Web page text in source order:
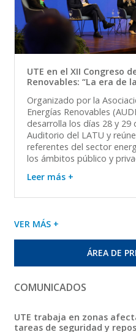
UTE en el XII Congreso
Renovables: “La era de
Organizado por la
Energías Renovables
desarrolla los días 28 y 29
Auditorio del LATU y
referentes del sector
los ámbitos público y
Leer más +
VER MÁS +
ÁREA DE
COMUNICADOS
UTE trabaja en zonas
tareas de seguridad y